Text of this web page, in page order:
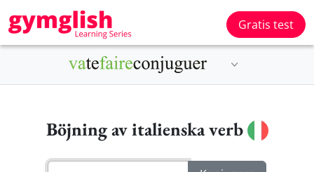
Gratis test
Böjning av italienska verb